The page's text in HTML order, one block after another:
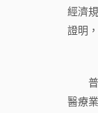
經濟
證明
普及
醫療